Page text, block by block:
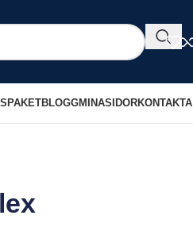
PAKETBLOGGMINASIDOR